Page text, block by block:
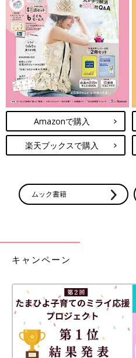
Amazonで購入
楽天ブックスで購入
ムック書籍
キャンペーン